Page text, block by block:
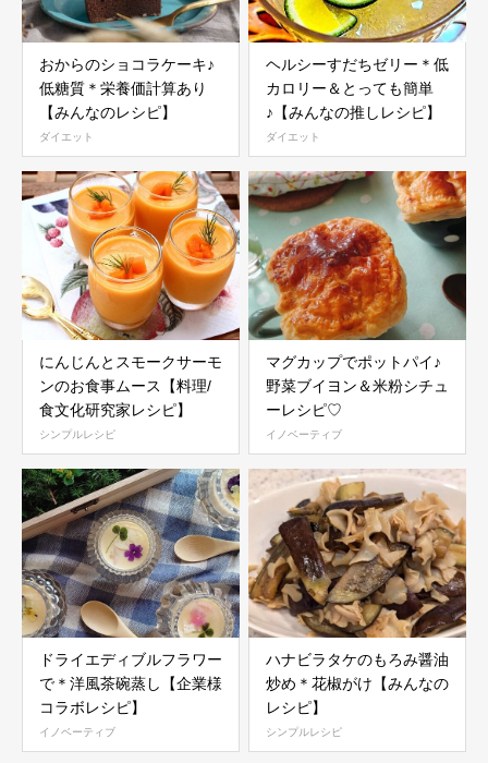
おからのショコラケーキ♪
低糖質＊栄養価計算あり
【みんなのレシピ】
ダイエット
ヘルシーすだちゼリー＊低
カロリー＆とっても簡単
♪【みんなの推しレシピ】
ダイエット
にんじんとスモークサーモ
ンのお食事ムース【料理/
食文化研究家レシピ】
シンプルレシピ
マグカップでポットパイ♪
野菜ブイヨン＆米粉シチュ
ーレシピ♡
イノベーティブ
ドライエディブルフラワー
で＊洋風茶碗蒸し【企業様
コラボレシピ】
イノベーティブ
ハナビラタケのもろみ醤油
炒め＊花椒がけ【みんなの
レシピ】
シンプルレシピ